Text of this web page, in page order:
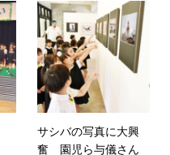
サシバの写真に大興
奮 園児ら与儀さん